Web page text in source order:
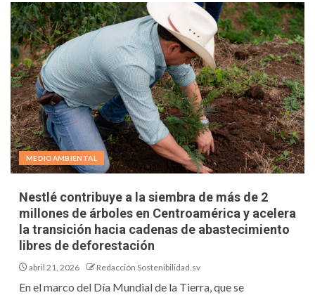
MEDIOAMBIENTAL
Nestlé contribuye a la siembra de más de 2
millones de árboles en Centroamérica y acelera
la transición hacia cadenas de abastecimiento
libres de deforestación
abril 21, 2026 Redacción Sostenibilidad.sv
En el marco del Día Mundial de la Tierra, que se